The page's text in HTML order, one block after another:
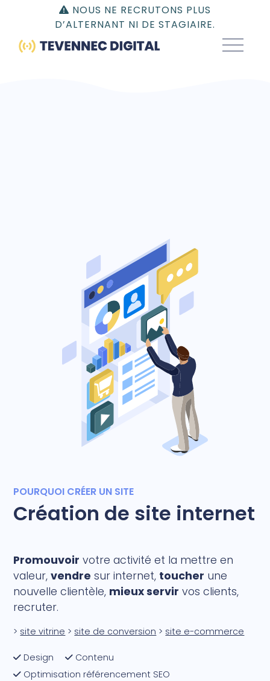
NOUS NE RECRUTONS PLUS
D’ALTERNANT NI DE STAGIAIRE.
POURQUOI CRÉER UN SITE
Création de site internet
Promouvoir votre activité et la mettre en
valeur,vendre sur internet, toucher une
nouvelle clientèle, mieux servir vos clients,
recruter.
> site vitrine > site de conversion > site e-commerce
Design
Contenu
Optimisation référencement SEO
Gestion du consentement | TEVENNEC DIGITAL